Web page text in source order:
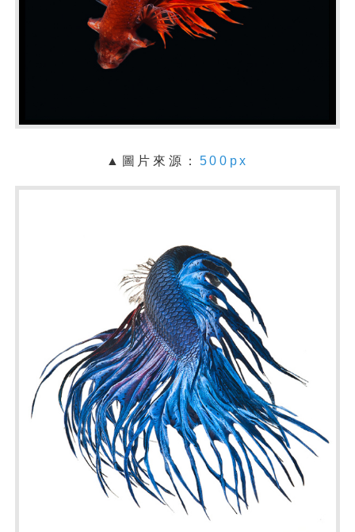
▲圖片來源： 500px